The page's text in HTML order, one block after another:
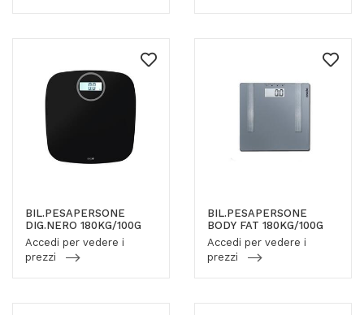
BIL.PESAPERSONE
DIG.NERO 180KG/100G
Accedi per vedere i
prezzi
BIL.PESAPERSONE
BODY FAT 180KG/100G
Accedi per vedere i
prezzi